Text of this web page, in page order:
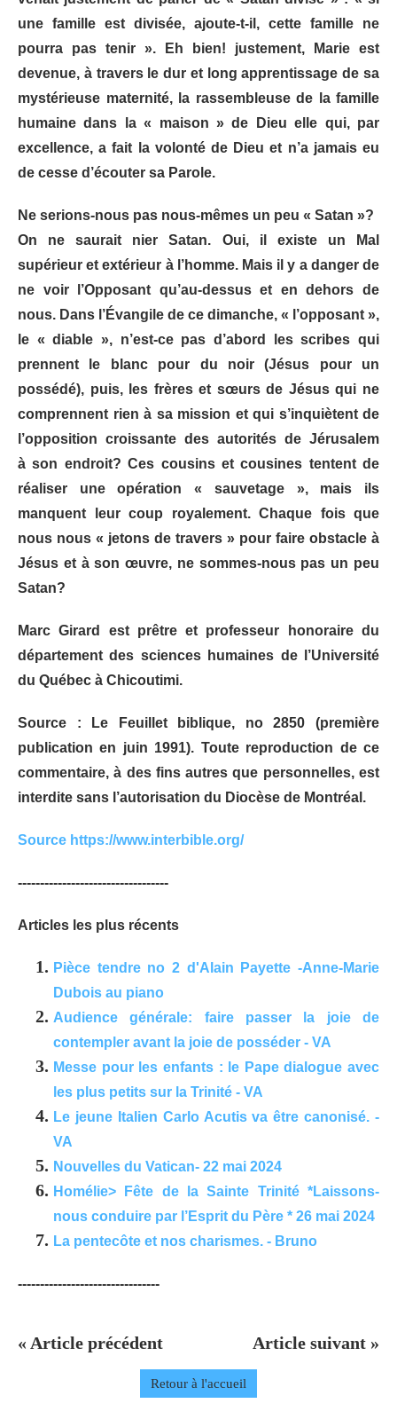
une famille est divisée, ajoute-t-il, cette famille ne
pourra pas tenir ». Eh bien! justement, Marie est
devenue, à travers le dur et long apprentissage de sa
mystérieuse maternité, la rassembleuse de la famille
humaine dans la « maison » de Dieu elle qui, par
excellence, a fait la volonté de Dieu et n’a jamais eu
de cesse d’écouter sa Parole.
Ne serions-nous pas nous-mêmes un peu « Satan »?
On ne saurait nier Satan. Oui, il existe un Mal
supérieur et extérieur à l’homme. Mais il y a danger de
ne voir l’Opposant qu’au-dessus et en dehors de
nous. Dans l’Évangile de ce dimanche, « l’opposant »,
le « diable », n’est-ce pas d’abord les scribes qui
prennent le blanc pour du noir (Jésus pour un
possédé), puis, les frères et sœurs de Jésus qui ne
comprennent rien à sa mission et qui s’inquiètent de
l’opposition croissante des autorités de Jérusalem
àson endroit? Ces cousins et cousines tentent de
réaliser une opération « sauvetage », mais ils
manquent leur coup royalement. Chaque fois que
nous nous « jetons de travers » pour faire obstacle à
Jésus et à son œuvre, ne sommes-nous pas un peu
Satan?
Marc Girard est prêtre et professeur honoraire du
département des sciences humaines de l’Université
du Québec à Chicoutimi.
Source : Le Feuillet biblique, no 2850 (première
publication en juin 1991). Toute reproduction de ce
commentaire, à des fins autres que personnelles, est
interdite sans l’autorisation du Diocèse de Montréal.
Source https://www.interbible.org/
----------------------------------
Articles les plus récents
Pièce tendre no 2 d'Alain Payette -Anne-Marie
Dubois au piano
Audience générale: faire passer la joie de
contempler avant la joie de posséder - VA
Messe pour les enfants : le Pape dialogue avec
les plus petits sur la Trinité - VA
Le jeune Italien Carlo Acutis va être canonisé. -
VA
Nouvelles du Vatican- 22 mai 2024
Homélie> Fête de la Sainte Trinité *Laissons-
nous conduire par l’Esprit du Père * 26 mai 2024
La pentecôte et nos charismes. - Bruno
--------------------------------
« Article précédent Article suivant »
Retour à l'accueil